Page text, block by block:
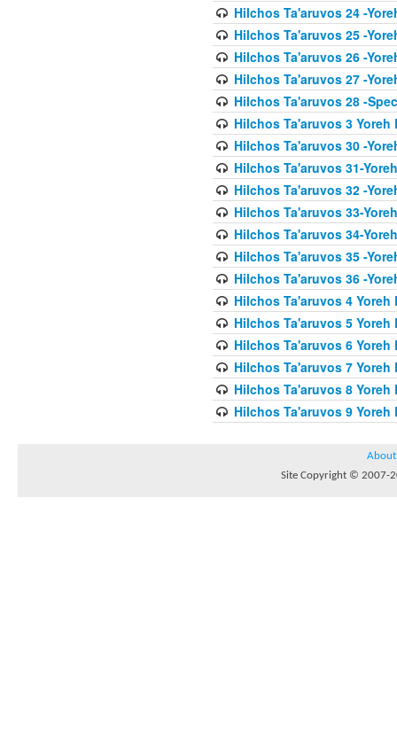
Hilchos Ta'aruvos 24 -
Hilchos Ta'aruvos 25 -
Hilchos Ta'aruvos 26 -
Hilchos Ta'aruvos 27 -
Hilchos Ta'aruvos 28 -
Hilchos Ta'aruvos 3 Yoreh
Hilchos Ta'aruvos 30 -
Hilchos Ta'aruvos 31-
Hilchos Ta'aruvos 32 -
Hilchos Ta'aruvos 33-
Hilchos Ta'aruvos 34-
Hilchos Ta'aruvos 35 -
Hilchos Ta'aruvos 36 -
Hilchos Ta'aruvos 4 Yoreh
Hilchos Ta'aruvos 5 Yoreh
Hilchos Ta'aruvos 6 Yoreh
Hilchos Ta'aruvos 7 Yoreh
Hilchos Ta'aruvos 8 Yoreh
Hilchos Ta'aruvos 9 Yoreh
About
Site Copyright © 2007-